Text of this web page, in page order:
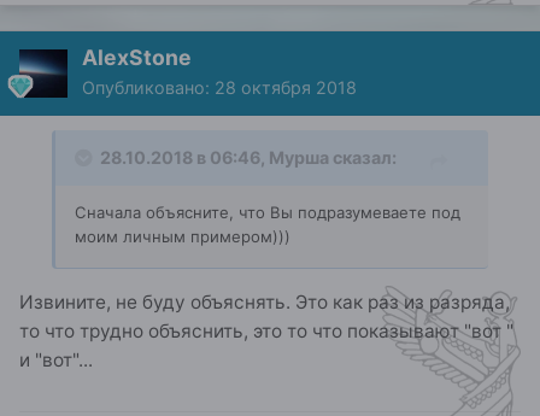
AlexStone
Опубликовано: 28 октября 2018
28.10.2018 в 06:46, Мурша сказал:
Сначала объясните, что Вы подразумеваете под
моим личным примером)))
Извините, не буду объяснять. Это как раз из разряда,
то что трудно объяснить, это то что показывают "вот "
и "вот"...